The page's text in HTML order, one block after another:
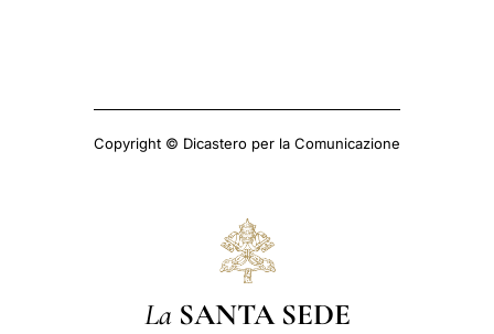
Copyright © Dicastero per la Comunicazione
La SANTA SEDE